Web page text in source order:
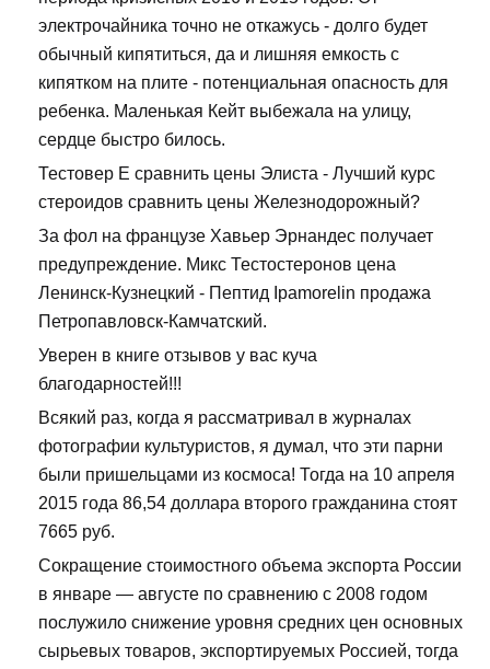
электрочайника точно не откажусь - долго будет
обычный кипятиться, да и лишняя емкость с
кипятком на плите - потенциальная опасность для
ребенка. Маленькая Кейт выбежала на улицу,
сердце быстро билось.
Тестовер Е сравнить цены Элиста - Лучший курс
стероидов сравнить цены Железнодорожный?
За фол на французе Хавьер Эрнандес получает
предупреждение. Микс Тестостеронов цена
Ленинск-Кузнецкий - Пептид Ipamorelin продажа
Петропавловск-Камчатский.
Уверен в книге отзывов у вас куча
благодарностей!!!
Всякий раз, когда я рассматривал в журналах
фотографии культуристов, я думал, что эти парни
были пришельцами из космоса! Тогда на 10 апреля
2015 года 86,54 доллара второго гражданина стоят
7665 руб.
Сокращение стоимостного объема экспорта России
в январе — августе по сравнению с 2008 годом
послужило снижение уровня средних цен основных
сырьевых товаров, экспортируемых Россией, тогда